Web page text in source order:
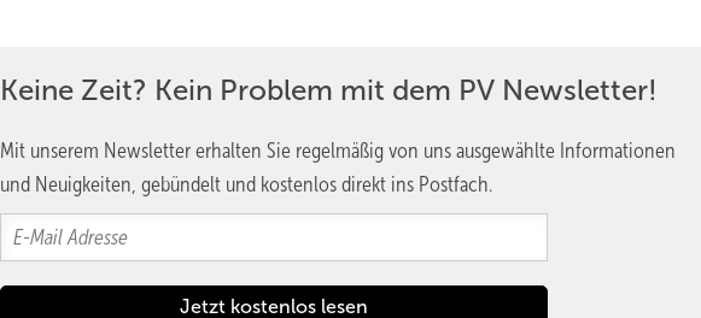
Keine Zeit? Kein Problem mit dem PV Newsletter!
Mit unserem Newsletter erhalten Sie regelmäßig von uns ausgewählte Informationen
und Neuigkeiten, gebündelt und kostenlos direkt ins Postfach.